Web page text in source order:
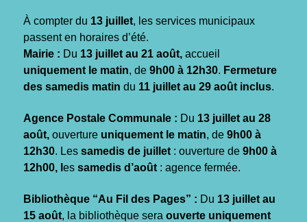
À compter du 13 juillet, les services municipaux
passent en horaires d’été.
Mairie : Du 13 juillet au 21 août, accueil
uniquement le matin, de 9h00 à 12h30. Fermeture
des samedis matin du 11 juillet au 29 août inclus.
Agence Postale Communale : Du 13 juillet au 28
août, ouverture uniquement le matin, de 9h00 à
12h30. Les samedis de juillet : ouverture de 9h00 à
12h00, l es samedis d’août : agence fermée.
Bibliothèque “Au Fil des Pages” : Du 13 juillet au
15 août, la bibliothèque sera ouverte uniquement